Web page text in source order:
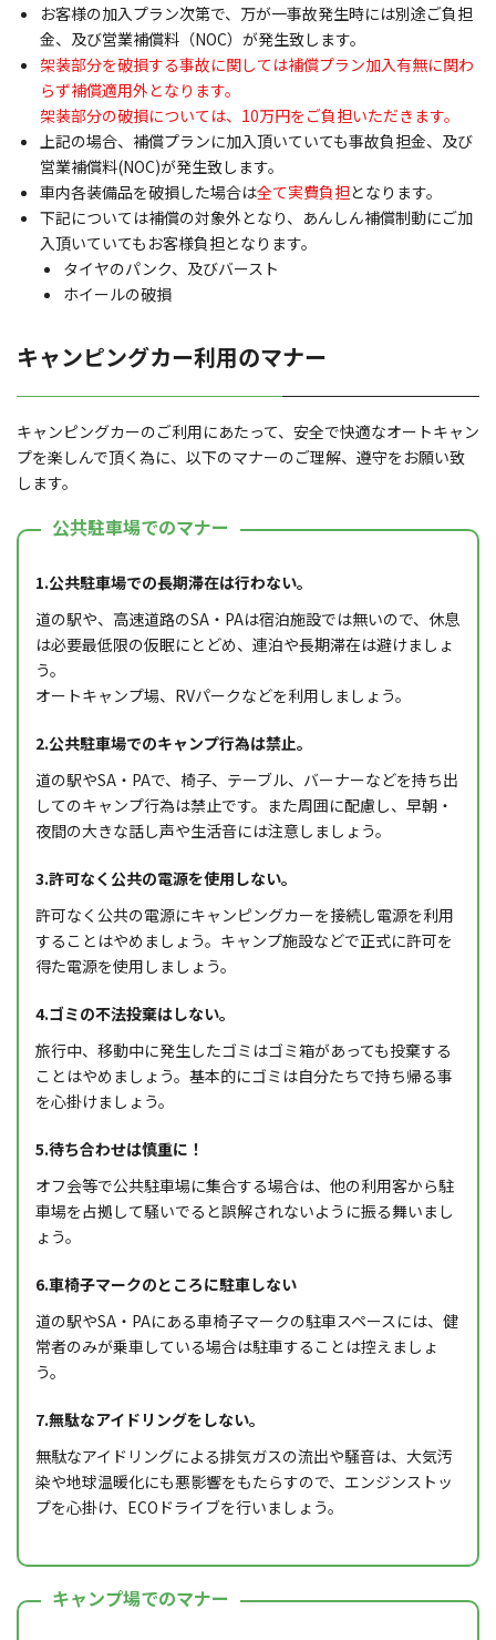
お客様の加入プラン次第で、万が一事故発生時には別途ご負担
金、及び営業補償料（NOC）が発生致します。
架装部分を破損する事故に関しては補償プラン加入有無に関わ
らず補償適用外となります。
架装部分の破損については、10万円をご負担いただきます。
上記の場合、補償プランに加入頂いていても事故負担金、及び
営業補償料(NOC)が発生致します。
車内各装備品を破損した場合は全て実費負担となります。
下記については補償の対象外となり、あんしん補償制動にご加
入頂いていてもお客様負担となります。
タイヤのパンク、及びバースト
ホイールの破損
キャンピングカー利用のマナー
キャンピングカーのご利用にあたって、安全で快適なオートキャン
プを楽しんで頂く為に、以下のマナーのご理解、遵守をお願い致
します。
公共駐車場でのマナー
1.公共駐車場での長期滞在は行わない。
道の駅や、高速道路のSA・PAは宿泊施設では無いので、休息
は必要最低限の仮眠にとどめ、連泊や長期滞在は避けましょ
う。
オートキャンプ場、RVパークなどを利用しましょう。
2.公共駐車場でのキャンプ行為は禁止。
道の駅やSA・PAで、椅子、テーブル、バーナーなどを持ち出
してのキャンプ行為は禁止です。また周囲に配慮し、早朝・
夜間の大きな話し声や生活音には注意しましょう。
3.許可なく公共の電源を使用しない。
許可なく公共の電源にキャンピングカーを接続し電源を利用
することはやめましょう。キャンプ施設などで正式に許可を
得た電源を使用しましょう。
4.ゴミの不法投棄はしない。
旅行中、移動中に発生したゴミはゴミ箱があっても投棄する
ことはやめましょう。基本的にゴミは自分たちで持ち帰る事
を心掛けましょう。
5.待ち合わせは慎重に！
オフ会等で公共駐車場に集合する場合は、他の利用客から駐
車場を占拠して騒いでると誤解されないように振る舞いまし
ょう。
6.車椅子マークのところに駐車しない
道の駅やSA・PAにある車椅子マークの駐車スペースには、健
常者のみが乗車している場合は駐車することは控えましょ
う。
7.無駄なアイドリングをしない。
無駄なアイドリングによる排気ガスの流出や騒音は、大気汚
染や地球温暖化にも悪影響をもたらすので、エンジンストッ
プを心掛け、ECOドライブを行いましょう。
キャンプ場でのマナー